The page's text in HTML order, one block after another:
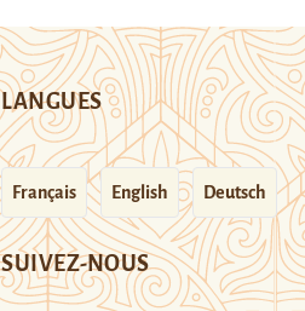
LANGUES
Français English Deutsch
SUIVEZ-NOUS